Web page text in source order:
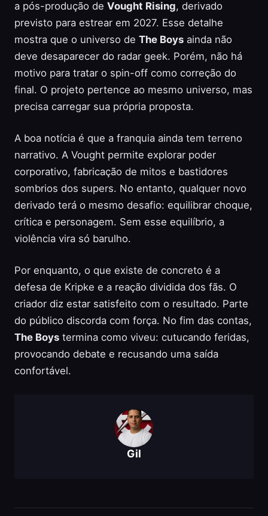
a pós-produção de Vought Rising, derivado
previsto para estrear em 2027. Esse detalhe
mostra que o universo de The Boys ainda não
deve desaparecer do radar geek. Porém, não há
motivo para tratar o spin-off como correção do
final. O projeto pertence ao mesmo universo, mas
precisa carregar sua própria proposta.
A boa notícia é que a franquia ainda tem terreno
narrativo. A Vought permite explorar poder
corporativo, fabricação de mitos e bastidores
sombrios dos supers. No entanto, qualquer novo
derivado terá o mesmo desafio: equilibrar choque,
crítica e personagem. Sem esse equilíbrio, a
violência vira só barulho.
Por enquanto, o que existe de concreto é a
defesa de Kripke e a reação dividida dos fãs. O
criador diz estar satisfeito com o resultado. Parte
do público discorda com força. No fim das contas,
The Boys termina como viveu: cutucando feridas,
provocando debate e recusando uma saída
confortável.
Gil